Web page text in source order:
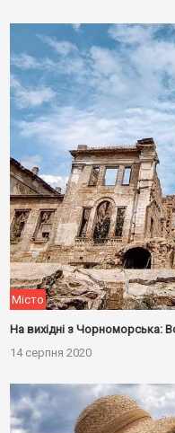
Місто
14 серпня 2020